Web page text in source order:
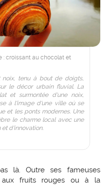
: croissant au chocolat et
noix, tenu à bout de doigts,
le décor urbain fluvial. La
et surmontée d'une noix,
à l'image d'une ville où se
et les ponts modernes. Une
le charme local avec une
d'innovation.
là. Outre ses fameuses
aux fruits rouges ou à la